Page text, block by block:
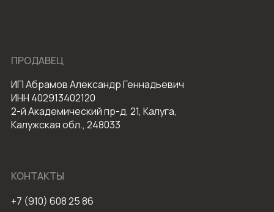
+7 (910) 608 25 86
ПРОДАВЕЦ
ИП Абрамов Александр Геннадьевич
ИНН 402913402120
2-й Академический пр-д, 21, Калуга,
Калужская обл., 248033
КОНТАКТЫ